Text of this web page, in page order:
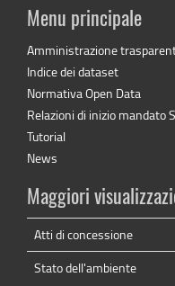
Menu principale
Amministrazione
Indice dei dataset
Normativa Open Data
Relazioni di inizio mandato
Tutorial
News
Maggiori
Atti di concessione
Stato dell'ambiente